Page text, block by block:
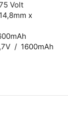
Volt
x
1600mAh